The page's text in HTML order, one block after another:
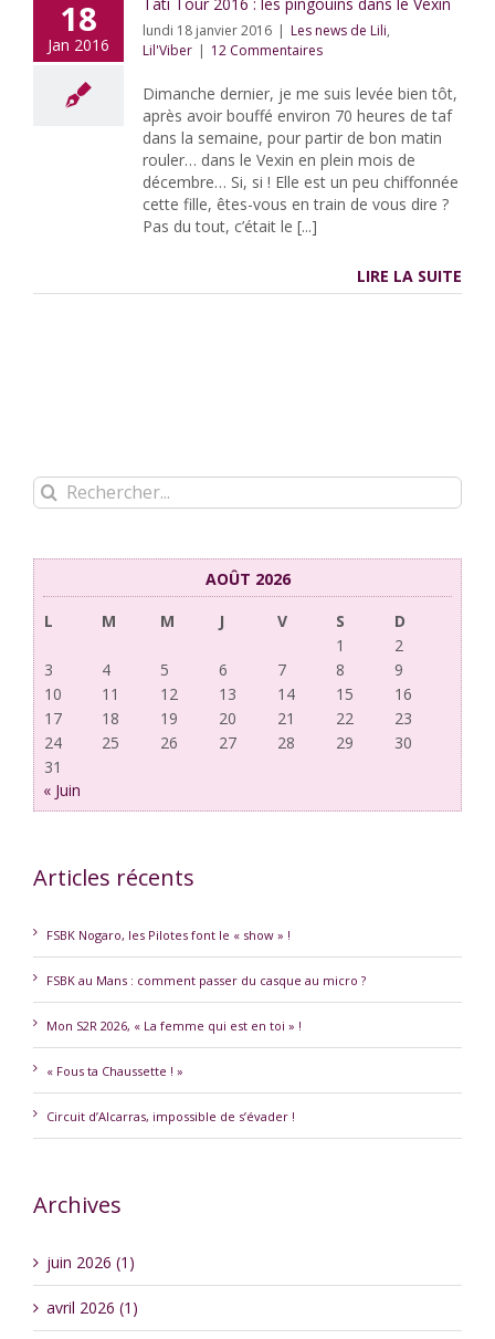
18
Jan 2016
lundi 18 janvier 2016 | Les news de Lili,
Lil'Viber | 12 Commentaires
Dimanche dernier, je me suis levée bien tôt,
après avoir bouffé environ 70 heures de taf
dans la semaine, pour partir de bon matin
rouler… dans le Vexin en plein mois de
décembre… Si, si ! Elle est un peu chiffonnée
cette fille, êtes-vous en train de vous dire ?
Pas du tout, c’était le [...]
LIRE LA SUITE
Rechercher:
AOÛT 2026
L
M M J V S
D
1
2
3
4 5 6 7 8
9
10
11 12 13 14 15
16
17
18 19 20 21 22
23
24
25 26 27 28 29
30
31
« Juin
Articles récents
FSBK Nogaro, les Pilotes font le « show » !
FSBK au Mans : comment passer du casque au micro ?
Mon S2R 2026, « La femme qui est en toi » !
« Fous ta Chaussette ! »
Circuit d’Alcarras, impossible de s’évader !
Archives
juin 2026 (1)
avril 2026 (1)